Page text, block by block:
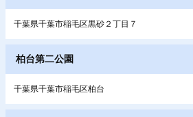
千葉県千葉市稲毛区黒砂２丁目７
柏台第二公園
千葉県千葉市稲毛区柏台